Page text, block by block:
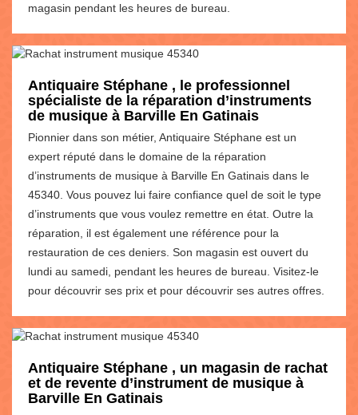
magasin pendant les heures de bureau.
Antiquaire Stéphane , le professionnel
spécialiste de la réparation d’instruments
de musique à Barville En Gatinais
Pionnier dans son métier, Antiquaire Stéphane est un
expert réputé dans le domaine de la réparation
d’instruments de musique à Barville En Gatinais dans le
45340. Vous pouvez lui faire confiance quel de soit le type
d’instruments que vous voulez remettre en état. Outre la
réparation, il est également une référence pour la
restauration de ces deniers. Son magasin est ouvert du
lundi au samedi, pendant les heures de bureau. Visitez-le
pour découvrir ses prix et pour découvrir ses autres offres.
Antiquaire Stéphane , un magasin de rachat
et de revente d’instrument de musique à
Barville En Gatinais